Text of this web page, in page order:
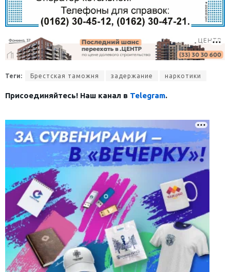
Теги: Брестская таможня задержание наркотики
Присоединяйтесь! Наш канал в Telegram.